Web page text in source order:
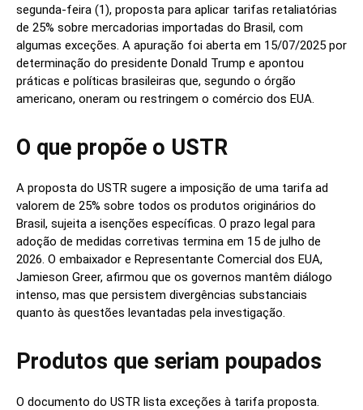
segunda-feira (1), proposta para aplicar tarifas retaliatórias
de 25% sobre mercadorias importadas do Brasil, com
algumas exceções. A apuração foi aberta em 15/07/2025 por
determinação do presidente Donald Trump e apontou
práticas e políticas brasileiras que, segundo o órgão
americano, oneram ou restringem o comércio dos EUA.
O que propõe o USTR
A proposta do USTR sugere a imposição de uma tarifa ad
valorem de 25% sobre todos os produtos originários do
Brasil, sujeita a isenções específicas. O prazo legal para
adoção de medidas corretivas termina em 15 de julho de
2026. O embaixador e Representante Comercial dos EUA,
Jamieson Greer, afirmou que os governos mantêm diálogo
intenso, mas que persistem divergências substanciais
quanto às questões levantadas pela investigação.
Produtos que seriam poupados
O documento do USTR lista exceções à tarifa proposta.